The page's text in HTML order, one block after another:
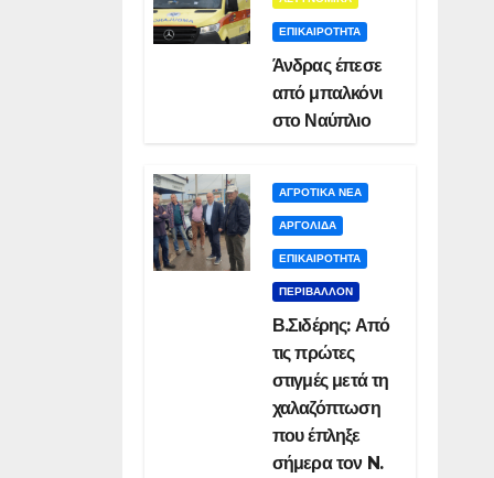
ΕΠΙΚΑΙΡΟΤΗΤΑ
Άνδρας έπεσε
από μπαλκόνι
στο Ναύπλιο
ΑΓΡΟΤΙΚΑ ΝΕΑ
ΑΡΓΟΛΙΔΑ
ΕΠΙΚΑΙΡΟΤΗΤΑ
ΠΕΡΙΒΑΛΛΟΝ
Β.Σιδέρης: Από
τις πρώτες
στιγμές μετά τη
χαλαζόπτωση
που έπληξε
σήμερα τον N.